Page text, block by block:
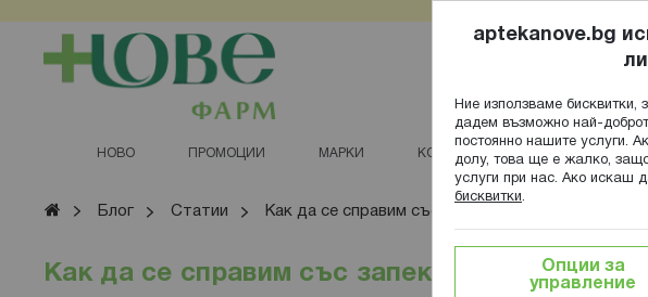
Прескачане
съдържанието
НОВО ПРОМОЦИИ МАРКИ КОЗМЕТИКА ГРИЖА ЗА
Начало
Блог Статии Как да се справим със запек при бебе на 2 месеца
Как да се справим със запек при бебе на 2
aptekanove.bg
Ние използваме бисквитки,
дадем възможно най-
постоянно нашите услуги.
долу, това ще е жалко,
услуги при нас. Ако искаш
бисквитки.
Опции за
управление